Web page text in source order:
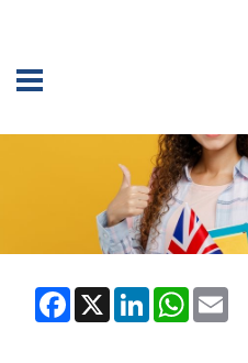
Facebook X
LinkedIn
WhatsAppEmail